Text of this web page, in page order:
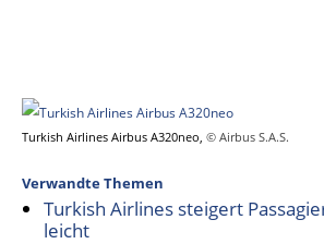
Turkish Airlines Airbus A320neo, © Airbus S.A.S.
Verwandte Themen
Turkish Airlines steigert
leicht